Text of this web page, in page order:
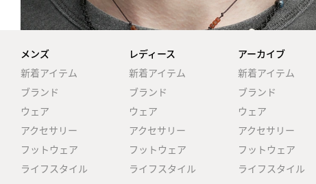
メンズ
新着アイテム
ブランド
ウェア
アクセサリー
フットウェア
ライフスタイル
レディース
新着アイテム
ブランド
ウェア
アクセサリー
フットウェア
ライフスタイル
アーカイブ
新着アイテム
ブランド
ウェア
アクセサリー
フットウェア
ライフスタイル